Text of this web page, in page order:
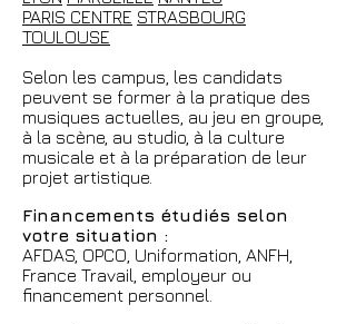
PARIS CENTRE STRASBOURG
TOULOUSE
Selon les campus, les candidats
peuvent se former à la pratique des
musiques actuelles, au jeu en groupe,
à la scène, au studio, à la culture
musicale et à la préparation de leur
projet artistique.
Financements étudiés selon
votre situation :
AFDAS, OPCO, Uniformation, ANFH,
France Travail, employeur ou
financement personnel.